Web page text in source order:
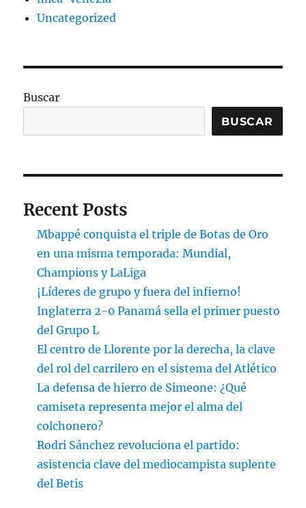
Uncategorized
Buscar
BUSCAR
Recent Posts
Mbappé conquista el triple de Botas de Oro
en una misma temporada: Mundial,
Champions y LaLiga
¡Líderes de grupo y fuera del infierno!
Inglaterra 2-0 Panamá sella el primer puesto
del Grupo L
El centro de Llorente por la derecha, la clave
del rol del carrilero en el sistema del Atlético
La defensa de hierro de Simeone: ¿Qué
camiseta representa mejor el alma del
colchonero?
Rodri Sánchez revoluciona el partido:
asistencia clave del mediocampista suplente
del Betis